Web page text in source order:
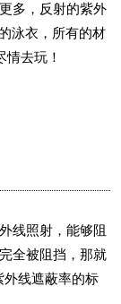
多，反射的紫外
泳衣，所有的材
情去玩！
线照射，能够阻
全被阻挡，那就
外线遮蔽率的标